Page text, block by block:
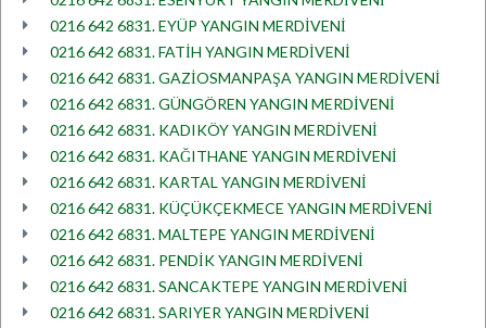
0216 642 6831. EYÜP YANGIN MERDİVENİ
0216 642 6831. FATİH YANGIN MERDİVENİ
0216 642 6831. GAZİOSMANPAŞA YANGIN MERDİVENİ
0216 642 6831. GÜNGÖREN YANGIN MERDİVENİ
0216 642 6831. KADIKÖY YANGIN MERDİVENİ
0216 642 6831. KAĞITHANE YANGIN MERDİVENİ
0216 642 6831. KARTAL YANGIN MERDİVENİ
0216 642 6831. KÜÇÜKÇEKMECE YANGIN MERDİVENİ
0216 642 6831. MALTEPE YANGIN MERDİVENİ
0216 642 6831. PENDİK YANGIN MERDİVENİ
0216 642 6831. SANCAKTEPE YANGIN MERDİVENİ
0216 642 6831. SARIYER YANGIN MERDİVENİ